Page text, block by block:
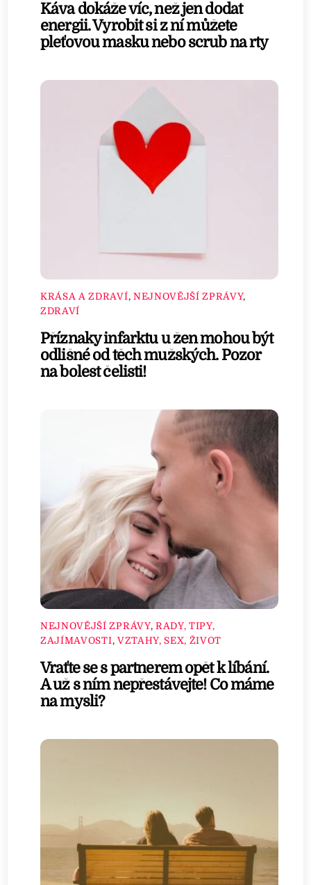
Káva dokáže víc, než jen dodat
energii. Vyrobit si z ní můžete
pleťovou masku nebo scrub na rty
KRÁSA A ZDRAVÍ, NEJNOVĚJŠÍ ZPRÁVY,
ZDRAVÍ
Příznaky infarktu u žen mohou být
odlišné od těch mužských. Pozor
na bolest čelisti!
NEJNOVĚJŠÍ ZPRÁVY, RADY, TIPY,
ZAJÍMAVOSTI, VZTAHY, SEX, ŽIVOT
Vraťte se s partnerem opět k líbání.
A už s ním nepřestávejte! Co máme
na mysli?